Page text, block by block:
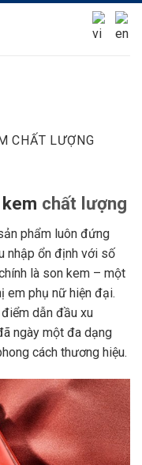
CHẤT LƯỢNG
chất lượng
phẩm luôn đứng
nhập ổn định với số
là son kem – một
em phụ nữ hiện đại.
dẫn đầu xu
ngày một đa dạng
cách thương hiệu.